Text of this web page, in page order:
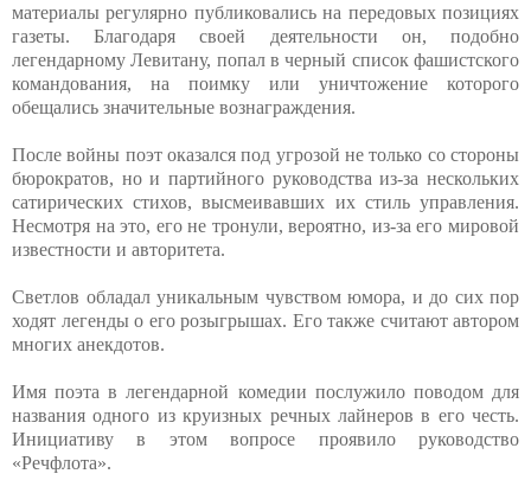
материалы регулярно публиковались на передовых позициях
газеты. Благодаря своей деятельности он, подобно
легендарному Левитану, попал в черный список фашистского
командования, на поимку или уничтожение которого
обещались значительные вознаграждения.
После войны поэт оказался под угрозой не только со стороны
бюрократов, но и партийного руководства из-за нескольких
сатирических стихов, высмеивавших их стиль управления.
Несмотря на это, его не тронули, вероятно, из-за его мировой
известности и авторитета.
Светлов обладал уникальным чувством юмора, и до сих пор
ходят легенды о его розыгрышах. Его также считают автором
многих анекдотов.
Имя поэта в легендарной комедии послужило поводом для
названия одного из круизных речных лайнеров в его честь.
Инициативу в этом вопросе проявило руководство
«Речфлота».